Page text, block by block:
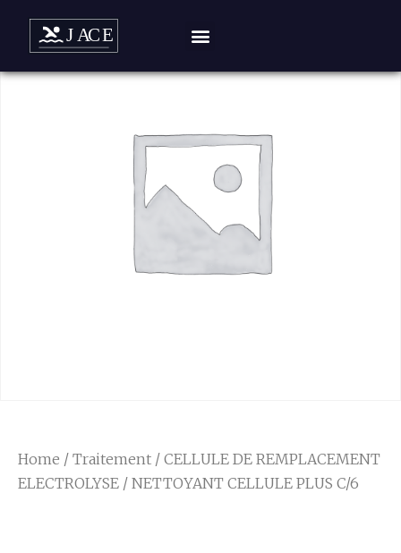
Home / Traitement / CELLULE DE REMPLACEMENT
ELECTROLYSE / NETTOYANT CELLULE PLUS C/6